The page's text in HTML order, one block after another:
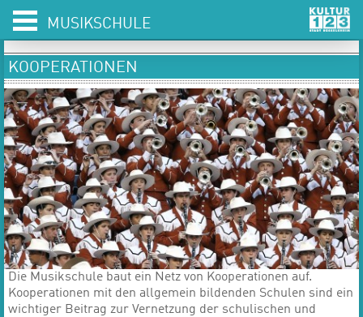
MUSIKSCHULE
KOOPERATIONEN
Die Musikschule baut ein Netz von Kooperationen auf.
Kooperationen mit den allgemein bildenden Schulen sind ein
wichtiger Beitrag zur Vernetzung der schulischen und